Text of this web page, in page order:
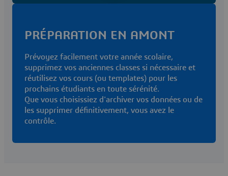
PRÉPARATION EN AMONT
Prévoyez facilement votre année scolaire,
supprimez vos anciennes classes si nécessaire et
réutilisez vos cours (ou templates) pour les
prochains étudiants en toute sérénité.
Que vous choisissiez d'archiver vos données ou de
les supprimer définitivement, vous avez le
contrôle.